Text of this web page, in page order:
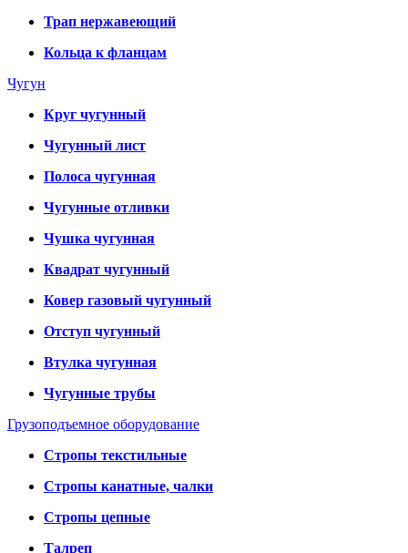
Трап нержавеющий
Кольца к фланцам
Чугун
Круг чугунный
Чугунный лист
Полоса чугунная
Чугунные отливки
Чушка чугунная
Квадрат чугунный
Ковер газовый чугунный
Отступ чугунный
Втулка чугунная
Чугунные трубы
Грузоподъемное оборудование
Стропы текстильные
Стропы канатные, чалки
Стропы цепные
Талреп